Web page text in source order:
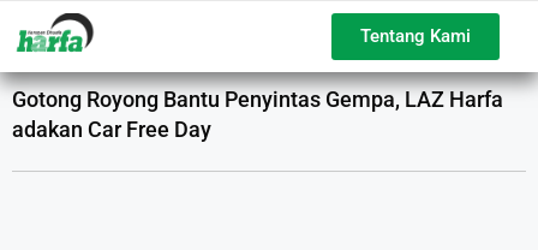
Tentang Kami
Gotong Royong Bantu Penyintas Gempa, LAZ Harfa
adakan Car Free Day